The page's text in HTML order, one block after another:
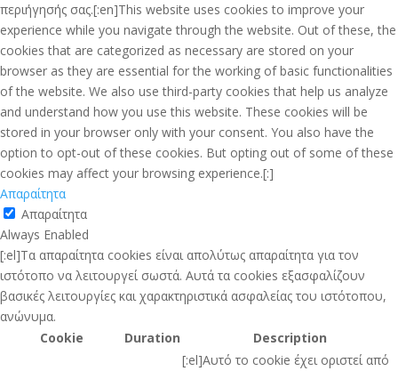
περιήγησής σας.[:en]This website uses cookies to improve your
experience while you navigate through the website. Out of these, the
cookies that are categorized as necessary are stored on your
browser as they are essential for the working of basic functionalities
of the website. We also use third-party cookies that help us analyze
and understand how you use this website. These cookies will be
stored in your browser only with your consent. You also have the
option to opt-out of these cookies. But opting out of some of these
cookies may affect your browsing experience.[:]
Απαραίτητα
Απαραίτητα
Always Enabled
[:el]Τα απαραίτητα cookies είναι απολύτως απαραίτητα για τον
ιστότοπο να λειτουργεί σωστά. Αυτά τα cookies εξασφαλίζουν
βασικές λειτουργίες και χαρακτηριστικά ασφαλείας του ιστότοπου,
ανώνυμα.
Cookie
Duration Description
[:el]Αυτό το cookie έχει οριστεί από